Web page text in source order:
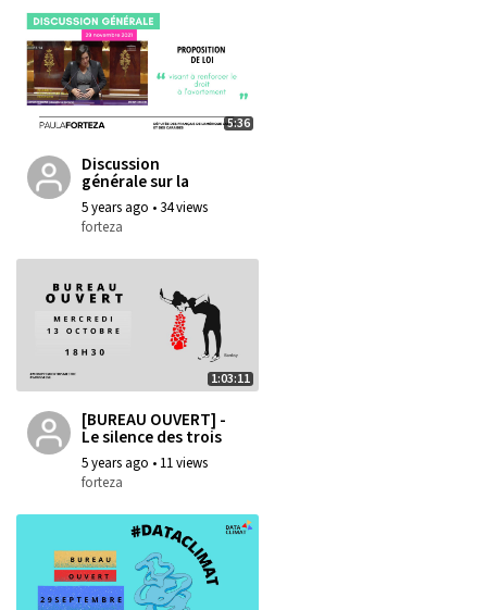
pollution plastique
5:36
Discussion
générale sur la
Proposition de loi
visant à renforcer
le droit à
5 years ago • 34 views
forteza
1:03:11
[BUREAU OUVERT] -
Le silence des trois
premiers mois de
grossesse
5 years ago • 11 views
forteza